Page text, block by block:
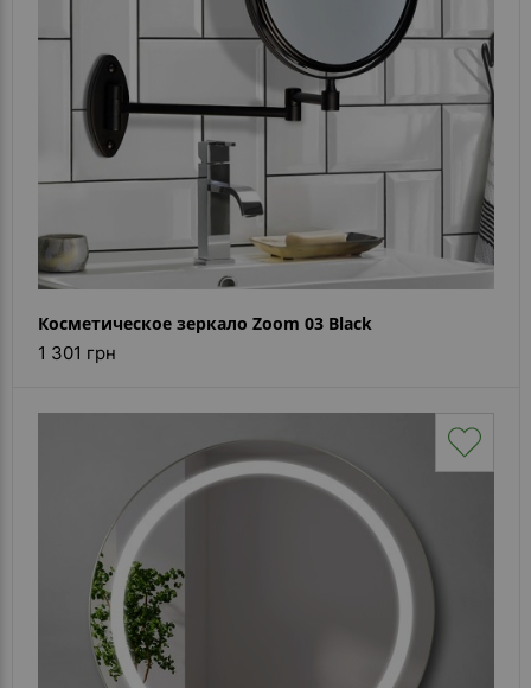
Косметическое зеркало Zoom 03 Black
1 301 грн